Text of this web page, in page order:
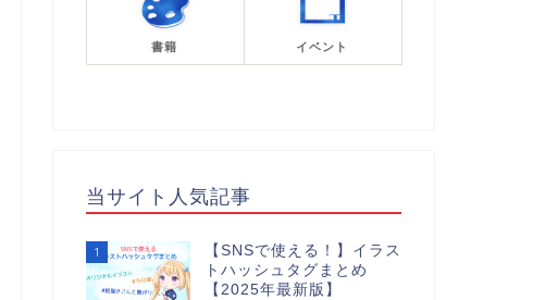
書籍 イベント
当サイト人気記事
1
【SNSで使える！】イラス
トハッシュタグまとめ
【2025年最新版】